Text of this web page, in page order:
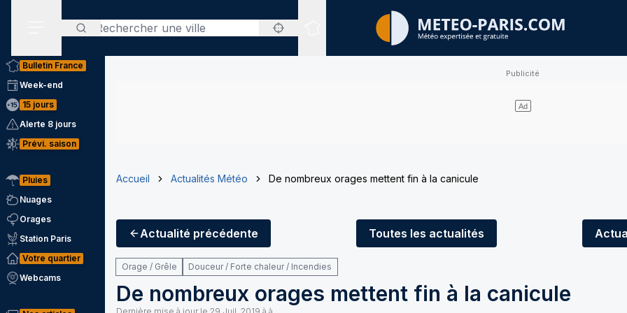
Rechercher
Sites expertisés
Bulletin France
Week-end
15 jours
Alerte 8 jours
Prévi. saison
Pluies
Nuages
Orages
Station Paris
Votre quartier
Webcams
Accueil Actualités Météo De nombreux orages mettent fin à la canicule
Actualité précédente Toutes les actualités
Orage / Grêle Douceur / Forte chaleur / Incendies
De nombreux orages mettent fin à la canicule